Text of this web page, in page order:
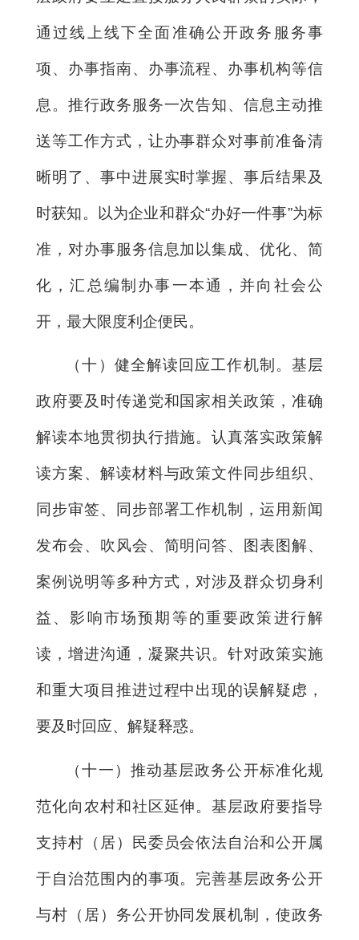
通过线上线下全面准确公开政务服务事
项、办事指南、办事流程、办事机构等信
息。推行政务服务一次告知、信息主动推
送等工作方式，让办事群众对事前准备清
晰明了、事中进展实时掌握、事后结果及
时获知。以为企业和群众“办好一件事”为标
准，对办事服务信息加以集成、优化、简
化，汇总编制办事一本通，并向社会公
开，最大限度利企便民。
（十）健全解读回应工作机制。基层
政府要及时传递党和国家相关政策，准确
解读本地贯彻执行措施。认真落实政策解
读方案、解读材料与政策文件同步组织、
同步审签、同步部署工作机制，运用新闻
发布会、吹风会、简明问答、图表图解、
案例说明等多种方式，对涉及群众切身利
益、影响市场预期等的重要政策进行解
读，增进沟通，凝聚共识。针对政策实施
和重大项目推进过程中出现的误解疑虑，
要及时回应、解疑释惑。
（十一）推动基层政务公开标准化规
范化向农村和社区延伸。基层政府要指导
支持村（居）民委员会依法自治和公开属
于自治范围内的事项。完善基层政务公开
与村（居）务公开协同发展机制，使政务